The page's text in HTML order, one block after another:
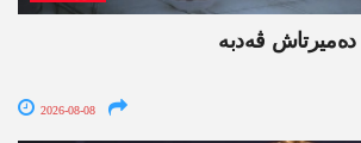
دەمیرتاش ڤەدبە
2026-08-08